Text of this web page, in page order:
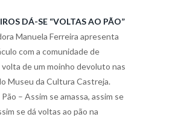
DÁ-SE “VOLTAS AO PÃO”
Manuela Ferreira apresenta
com a comunidade de
de um moinho devoluto nas
Museu da Cultura Castreja.
– Assim se amassa, assim se
se dá voltas ao pão na